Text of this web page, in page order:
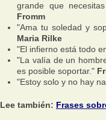
grande que
Fromm
"Ama tu soledad y
Maria Rilke
"El infierno está todo
"La valía de un
es posible soportar."
"Estoy solo y no hay
Lee también: Frases